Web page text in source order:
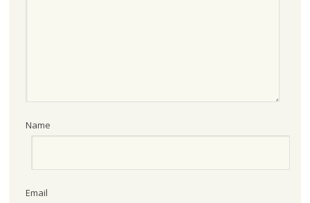
Name
Email